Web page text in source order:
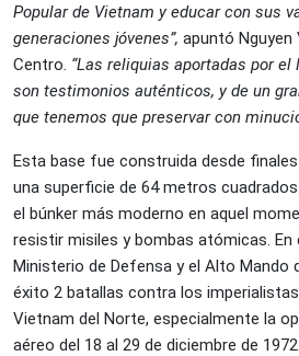
Popular de Vietnam y educar con sus
generaciones jóvenes”, apuntó Nguyen
Centro. “Las reliquias aportadas por el
son testimonios auténticos, y de un
que tenemos que preservar con
Esta base fue construida desde
una superficie de 64 metros
el búnker más moderno en aquel
resistir misiles y bombas atómicas. En
Ministerio de Defensa y el Alto Mando
éxito 2 batallas contra los
Vietnam del Norte, especialmente la
aéreo del 18 al 29 de diciembre de